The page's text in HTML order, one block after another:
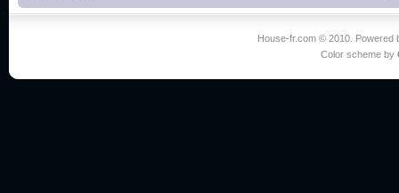
House-fr.com © 2010. Powered
Color scheme by